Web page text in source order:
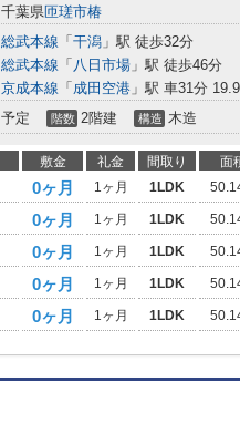
千葉県匝瑳市椿
総武本線 「 干潟 」駅 徒歩32分
総武本線 「 八日市場 」駅 徒歩46分
京成本線 「 成田空港 」駅 車31分
予定 階数 2階建 構造 木造
敷金 礼金 間取り 面
0ヶ月 1ヶ月 1LDK
0ヶ月 1ヶ月 1LDK
0ヶ月 1ヶ月 1LDK
0ヶ月 1ヶ月 1LDK
0ヶ月 1ヶ月 1LDK